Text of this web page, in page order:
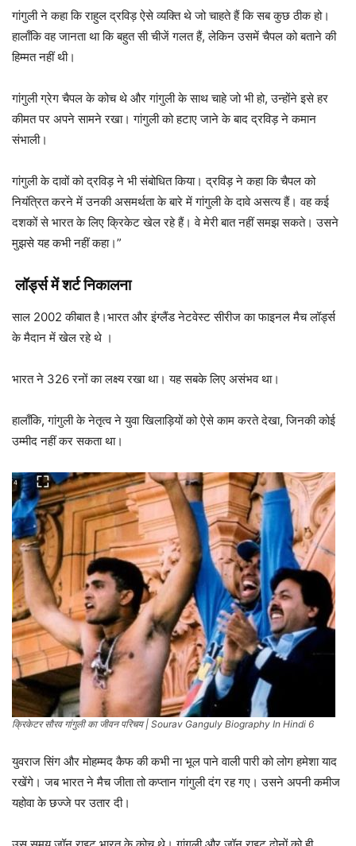
गांगुली ने कहा कि राहुल द्रविड़ ऐसे व्यक्ति थे जो चाहते हैं कि सब कुछ ठीक हो।
हालाँकि वह जानता था कि बहुत सी चीजें गलत हैं, लेकिन उसमें चैपल को बताने की
हिम्मत नहीं थी।
गांगुली ग्रेग चैपल के कोच थे और गांगुली के साथ चाहे जो भी हो, उन्होंने इसे हर
कीमत पर अपने सामने रखा। गांगुली को हटाए जाने के बाद द्रविड़ ने कमान
संभाली।
गांगुली के दावों को द्रविड़ ने भी संबोधित किया। द्रविड़ ने कहा कि चैपल को
नियंत्रित करने में उनकी असमर्थता के बारे में गांगुली के दावे असत्य हैं। वह कई
दशकों से भारत के लिए क्रिकेट खेल रहे हैं। वे मेरी बात नहीं समझ सकते। उसने
मुझसे यह कभी नहीं कहा।”
लॉर्ड्स में शर्ट निकालना
साल 2002 कीबात है।भारत और इंग्लैंड नेटवेस्ट सीरीज का फाइनल मैच लॉर्ड्स
के मैदान में खेल रहे थे ।
भारत ने 326 रनों का लक्ष्य रखा था। यह सबके लिए असंभव था।
हालाँकि, गांगुली के नेतृत्व ने युवा खिलाड़ियों को ऐसे काम करते देखा, जिनकी कोई
उम्मीद नहीं कर सकता था।
क्रिकेटर सौरव गांगुली का जीवन परिचय | Sourav Ganguly Biography In Hindi 6
युवराज सिंग और मोहम्मद कैफ की कभी ना भूल पाने वाली पारी को लोग हमेशा याद
रखेंगे। जब भारत ने मैच जीता तो कप्तान गांगुली दंग रह गए। उसने अपनी कमीज
यहोवा के छज्जे पर उतार दी।